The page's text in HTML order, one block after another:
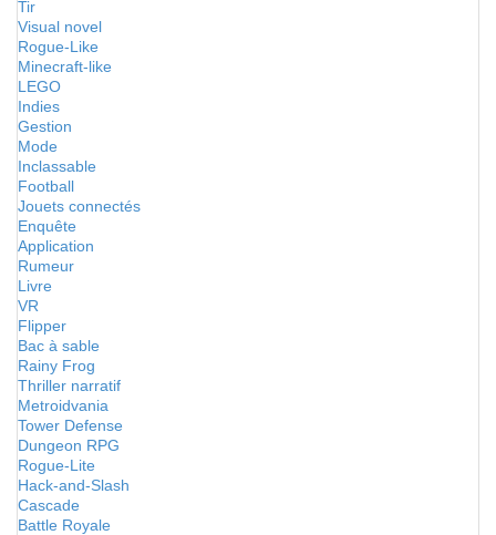
Tir
Visual novel
Rogue-Like
Minecraft-like
LEGO
Indies
Gestion
Mode
Inclassable
Football
Jouets connectés
Enquête
Application
Rumeur
Livre
VR
Flipper
Bac à sable
Rainy Frog
Thriller narratif
Metroidvania
Tower Defense
Dungeon RPG
Rogue-Lite
Hack-and-Slash
Cascade
Battle Royale